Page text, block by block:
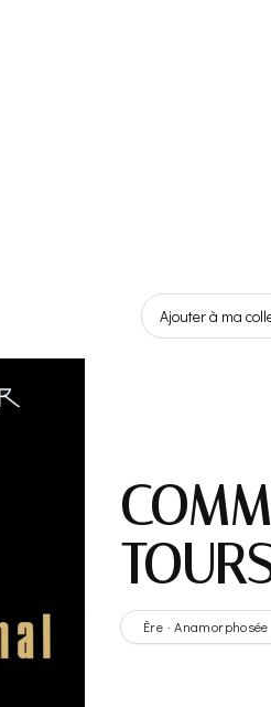
Ajouter à ma
Ère · Anamorphosée